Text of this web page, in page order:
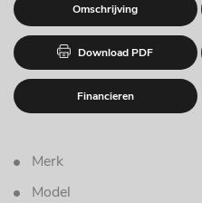
Omschrijving
Download PDF
Financieren
Merk
Model